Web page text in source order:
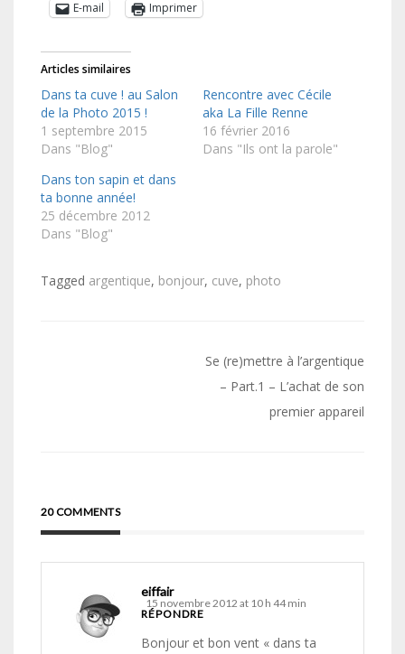
E-mail
Imprimer
Articles similaires
Dans ta cuve ! au Salon
de la Photo 2015 !
1 septembre 2015
Dans "Blog"
Rencontre avec Cécile
aka La Fille Renne
16 février 2016
Dans "Ils ont la parole"
Dans ton sapin et dans
ta bonne année!
25 décembre 2012
Dans "Blog"
Tagged argentique, bonjour, cuve, photo
Se (re)mettre à l’argentique
– Part.1 – L’achat de son
premier appareil
20 COMMENTS
eiffair
15 novembre 2012 at 10 h 44 min
RÉPONDRE
Bonjour et bon vent « dans ta